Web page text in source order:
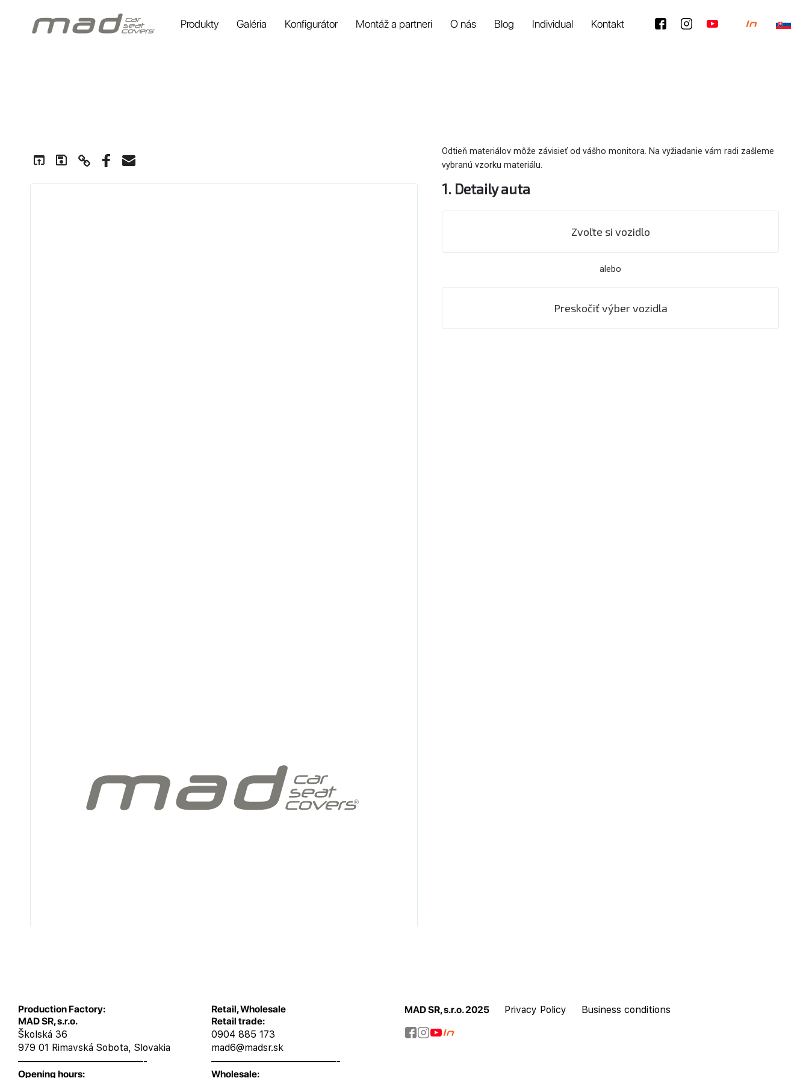
Produkty Galéria Konfigurátor Montáž a partneri O nás Blog Individual Kontakt
Production Factory:
MAD SR, s.r.o.
Školská 36
979 01 Rimavská Sobota, Slovakia
—————————————-
Opening hours:
Retail, Wholesale
Retail trade:
0904 885 173
mad6@madsr.sk
—————————————-
Wholesale:
MAD SR, s.r.o. 2025 Privacy Policy Business conditions